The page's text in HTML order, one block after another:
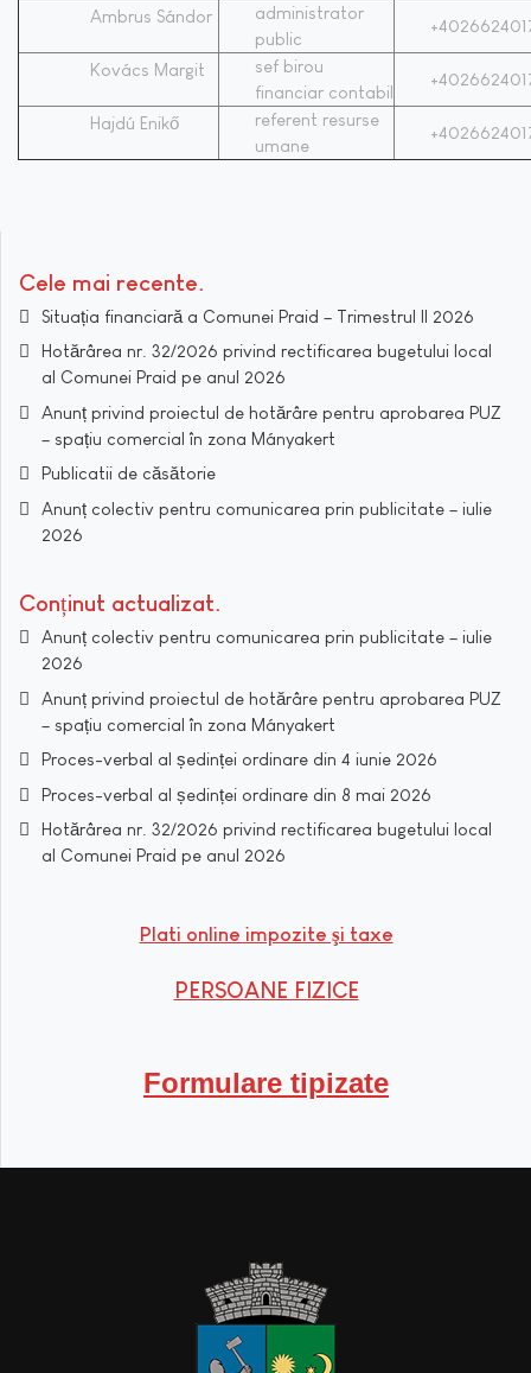
Ambrus Sándor
administrator
public
Kovács Margit
sef birou
financiar contabil
Hajdú Enikő
referent resurse
umane
Cele mai recente
Situația financiară a Comunei Praid – Trimestrul II 2026
Hotărârea nr. 32/2026 privind rectificarea bugetului local
al Comunei Praid pe anul 2026
Anunț privind proiectul de hotărâre pentru aprobarea PUZ
– spațiu comercial în zona Mányakert
Publicatii de căsătorie
Anunț colectiv pentru comunicarea prin publicitate – iulie
2026
Conținut actualizat
Anunț colectiv pentru comunicarea prin publicitate – iulie
2026
Anunț privind proiectul de hotărâre pentru aprobarea PUZ
– spațiu comercial în zona Mányakert
Proces-verbal al ședinței ordinare din 4 iunie 2026
Proces-verbal al ședinței ordinare din 8 mai 2026
Hotărârea nr. 32/2026 privind rectificarea bugetului local
al Comunei Praid pe anul 2026
Plati online impozite şi taxe
PERSOANE FIZICE
Formulare tipizate